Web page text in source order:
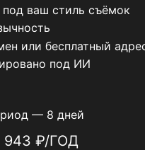
ваш стиль съёмок
или бесплатный
под ИИ
— 8 дней
943 ₽/ГОД